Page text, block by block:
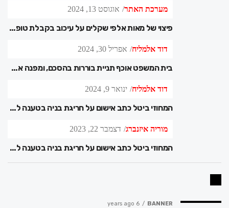
מערכת האתר אוגוסט 13, 2024
פיצוי של מאות אלפי שקלים על עיכוב בקבלת טופס 4
דוד אלמליח אפריל 30, 2024
בית המשפט אוכף תניית בוררות בהסכם, ומפנה את הצדדים ללכת לבית דין צדק בבני ברק
דוד אלמליח ינואר 9, 2024
המחוזי ביטל כתב אישום על חריגת בניה בטענה לאכיפה בררנית
מוריה איזנברג דצמבר 22, 2023
המחוזי ביטל כתב אישום על חריגת בניה בטענה לאכיפה בררנית
BANNER
6 years ago